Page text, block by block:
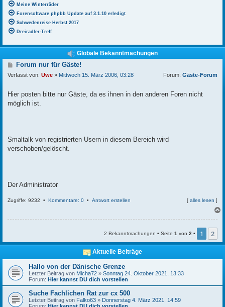
Meine Winterräder
Forensoftware phpbb Update auf 3.1.10 erledigt
Schwedenreise Herbst 2017
Dreiradler-Treff
Globale Bekanntmachungen
B
e
i
r
a
g
Forum nur für Gäste!
Verfasst von: Uwe » Mittwoch 15. März 2006, 03:28 Forum: Gäste-Forum
Hier posten bitte nur Gäste, da es ihnen in den anderen Foren nicht
möglich ist.
Smaltalk von registrierten Usern in diesem Bereich wird
verschoben/gelöscht.
Der Administrator
Zugriffe: 9232 • Kommentare: 0 • Antwort erstellen [ alles lesen ]
b
n
2 Bekanntmachungen • Seite 1 von 2 • 1 2
Aktuelle Beiträge
Hallo von der Dänische Grenze
Letzter Beitrag von Micha72 » Sonntag 24. Oktober 2021, 13:33
Forum: Hier kannst DU dich vorstellen
Suche Fachlichen Rat zur cx 500
Letzter Beitrag von Falko63 » Donnerstag 4. März 2021, 14:59